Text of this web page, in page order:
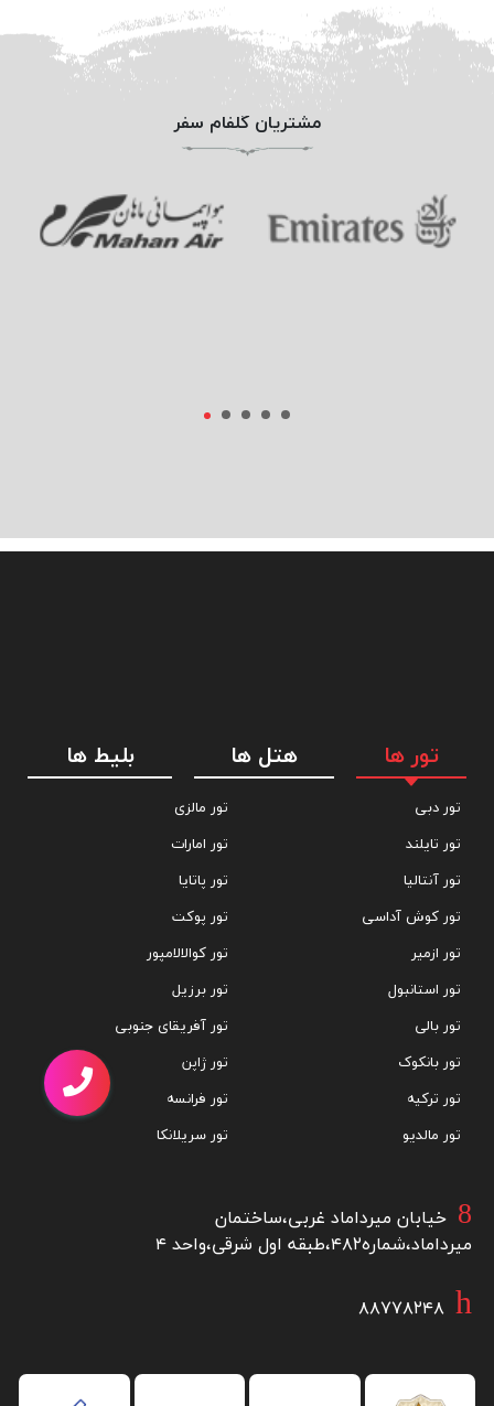
مشتریان گلفام سفر
تور ها هتل ها بلیط ها
تور دبی
تور تایلند
تور آنتالیا
تور کوش آداسی
تور ازمیر
تور استانبول
تور بالی
تور بانکوک
تور ترکیه
تور مالدیو
تور مالزی
تور امارات
تور پاتایا
تور پوکت
تور کوالالامپور
تور برزیل
تور آفریقای جنوبی
تور ژاپن
تور فرانسه
تور سریلانکا
خیابان میرداماد غربی،ساختمان
میرداماد،شماره۴۸۲،طبقه اول شرقی،واحد ۴